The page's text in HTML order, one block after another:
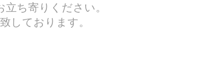
ち寄りください。
しております。